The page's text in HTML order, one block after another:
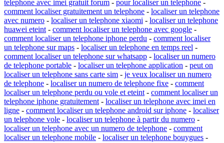
telephone avec imei gratuit forum - pour localiser un telephone -
comment localiser gratuitement un telephone - localiser un telephone
avec numero - localiser un telephone xiaomi - localiser un telephone
huawei eteint - comment localiser un telephone avec google -
comment localiser un telephone iphone perdu - comment localiser
un telephone sur maps - localiser un telephone en temps reel -
comment localiser un telephone sur whatsapp - localiser un numero
de telephone portable - localiser un telephone application - peut on
localiser un telephone sans carte sim - je veux localiser un numero
de telephone - localiser un numero de telephone fixe - comment
localiser un telephone perdu ou vole et eteint - comment localiser un
telephone iphone gratuitement - localiser un telephone avec imei en
ligne - comment localiser un telephone android sur iphone - localiser
un telephone vole - localiser un telephone à partir du numero -
localiser un telephone avec un numero de telephone - comment
localiser un telephone mobile - localiser un telephone bouygues -